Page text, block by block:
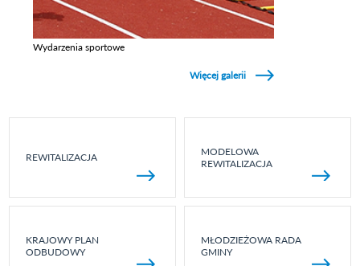
Wydarzenia sportowe
Więcej galerii
REWITALIZACJA
MODELOWA
REWITALIZACJA
KRAJOWY PLAN
ODBUDOWY
MŁODZIEŻOWA RADA
GMINY